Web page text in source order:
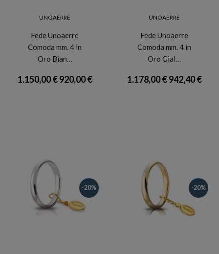
UNOAERRE
Fede Unoaerre
Comoda mm. 4 in
Oro Bian…
1.150,00 €920,00 €
UNOAERRE
Fede Unoaerre
Comoda mm. 4 in
Oro Gial…
1.178,00 €942,40 €
-20% -20%